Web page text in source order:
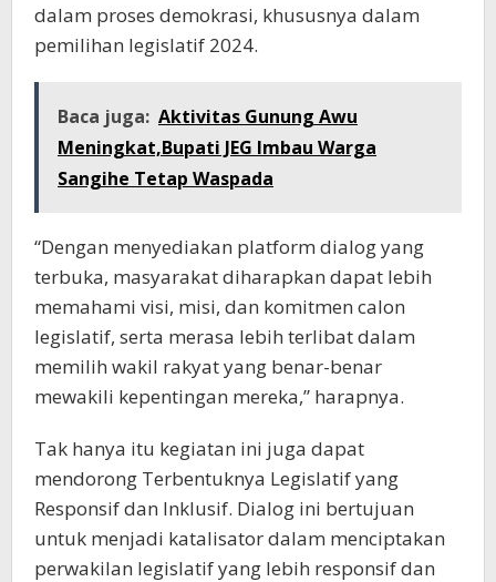
dalam proses demokrasi, khususnya dalam
pemilihan legislatif 2024.
Baca juga: Aktivitas Gunung Awu
Meningkat,Bupati JEG Imbau Warga
Sangihe Tetap Waspada
“Dengan menyediakan platform dialog yang
terbuka, masyarakat diharapkan dapat lebih
memahami visi, misi, dan komitmen calon
legislatif, serta merasa lebih terlibat dalam
memilih wakil rakyat yang benar-benar
mewakili kepentingan mereka,” harapnya.
Tak hanya itu kegiatan ini juga dapat
mendorong Terbentuknya Legislatif yang
Responsif dan Inklusif. Dialog ini bertujuan
untuk menjadi katalisator dalam menciptakan
perwakilan legislatif yang lebih responsif dan